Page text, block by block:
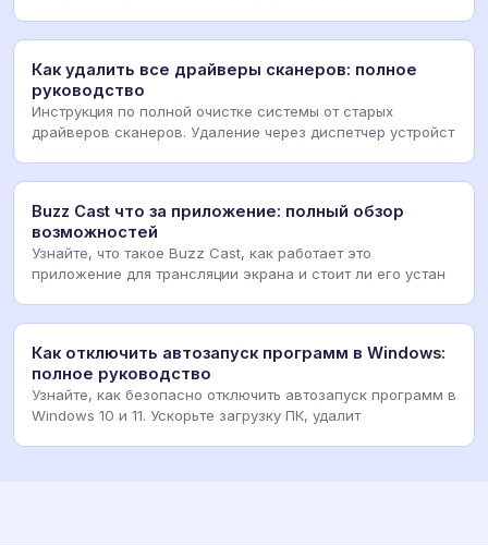
Как удалить все драйверы сканеров: полное
руководство
Инструкция по полной очистке системы от старых
драйверов сканеров. Удаление через диспетчер устройст
Buzz Cast что за приложение: полный обзор
возможностей
Узнайте, что такое Buzz Cast, как работает это
приложение для трансляции экрана и стоит ли его устан
Как отключить автозапуск программ в Windows:
полное руководство
Узнайте, как безопасно отключить автозапуск программ в
Windows 10 и 11. Ускорьте загрузку ПК, удалит